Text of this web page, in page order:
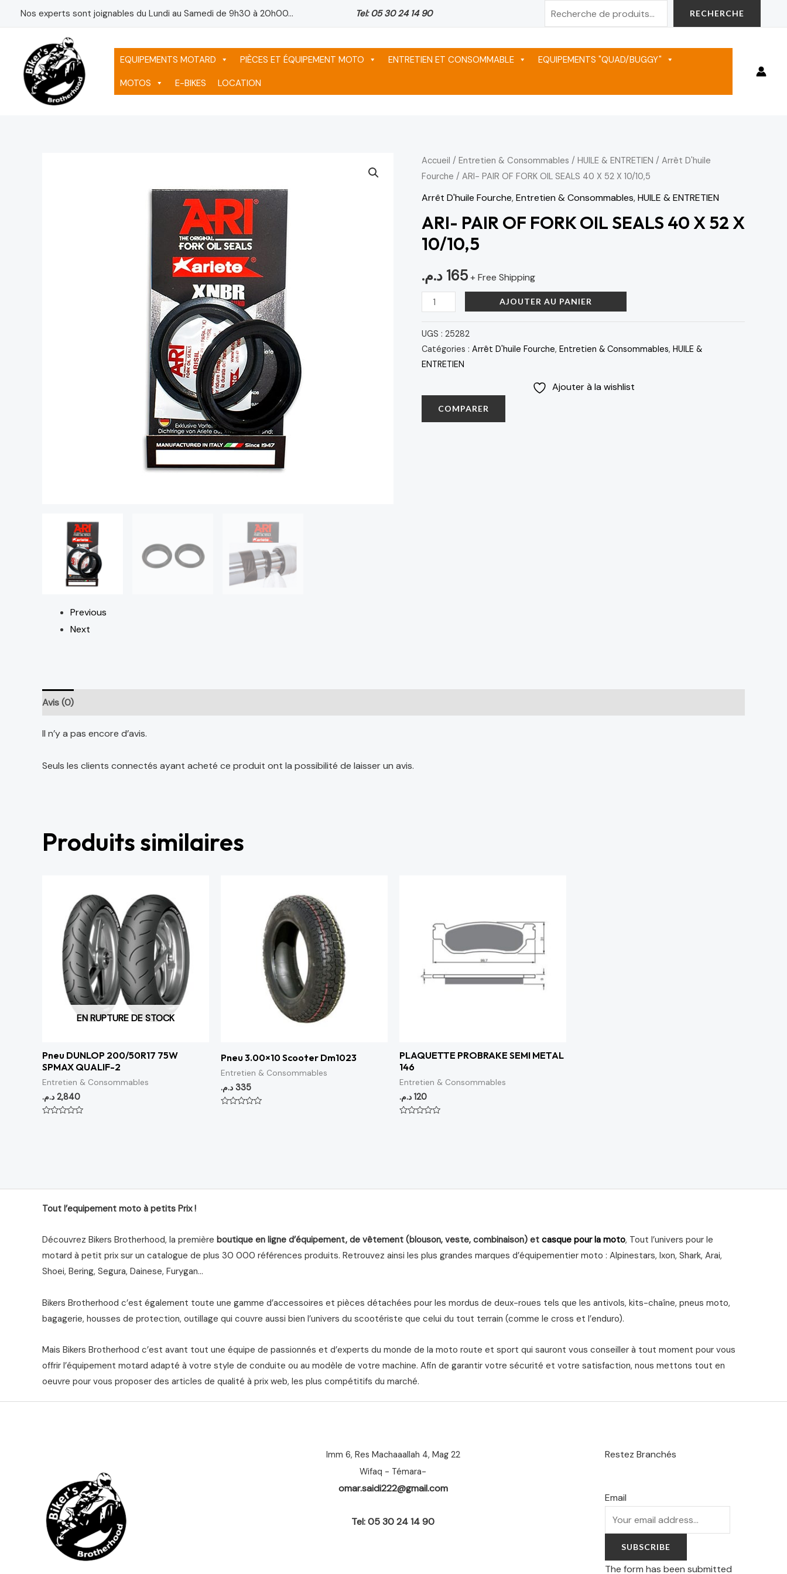
Nos experts sont joignables du Lundi au Samedi de 9h30 à 20h00... Tel: 05 30 24 14 90 Rechercher RECHERCHE
EQUIPEMENTS MOTARD PIÈCES ET ÉQUIPEMENT MOTO ENTRETIEN ET CONSOMMABLE
EQUIPEMENTS "QUAD/BUGGY"
MOTOS
E-BIKES LOCATION
Previous
Next
Accueil / Entretien & Consommables / HUILE & ENTRETIEN / Arrêt D'huile
Fourche / ARI- PAIR OF FORK OIL SEALS 40 X 52 X 10/10,5
Arrêt D'huile Fourche,Entretien & Consommables,HUILE & ENTRETIEN
ARI- PAIR OF FORK OIL SEALS 40 X 52 X
10/10,5
165 د.م. + Free Shipping
quantité
de
ARI-
OF
FORK
SEALS
40
X
52
X
10/10,5
AJOUTER AU PANIER
UGS : 25282
Catégories : Arrêt D'huile Fourche, Entretien & Consommables, HUILE &
ENTRETIEN
Ajouter à la wishlist
COMPARER
Avis (0)
Il n’y a pas encore d’avis.
Seuls les clients connectés ayant acheté ce produit ont la possibilité de laisser un avis.
Produits similaires
EN RUPTURE DE STOCK
Pneu DUNLOP 200/50R17 75W
SPMAX QUALIF-2
Entretien & Consommables
2,840 د.م.
Pneu 3.00×10 Scooter Dm1023
Entretien & Consommables
335 د.م.
PLAQUETTE PROBRAKE SEMI METAL
146
Entretien & Consommables
120 د.م.
Tout l’equipement moto à petits Prix !
Découvrez Bikers Brotherhood, la première boutique en ligne d’équipement, de vêtement (blouson, veste, combinaison) et casque pour la moto, Tout l’univers pour le
motard à petit prix sur un catalogue de plus 30 000 références produits. Retrouvez ainsi les plus grandes marques d’équipementier moto : Alpinestars, Ixon, Shark, Arai,
Shoei, Bering, Segura, Dainese, Furygan…
Bikers Brotherhood c’est également toute une gamme d’accessoires et pièces détachées pour les mordus de deux-roues tels que les antivols, kits-chaîne, pneus moto,
bagagerie, housses de protection, outillage qui couvre aussi bien l’univers du scootériste que celui du tout terrain (comme le cross et l’enduro).
Mais Bikers Brotherhood c’est avant tout une équipe de passionnés et d’experts du monde de la moto route et sport qui sauront vous conseiller à tout moment pour vous
offrir l’équipement motard adapté à votre style de conduite ou au modèle de votre machine. Afin de garantir votre sécurité et votre satisfaction, nous mettons tout en
oeuvre pour vous proposer des articles de qualité à prix web, les plus compétitifs du marché.
Imm 6, Res Machaaallah 4, Mag 22
Wifaq - Témara-
omar.saidi222@gmail.com
Tel: 05 30 24 14 90
Restez Branchés
Email
SUBSCRIBE
The form has been submitted